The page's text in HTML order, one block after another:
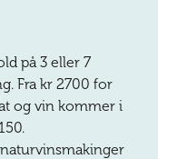
på 3 eller 7
Fra kr 2700 for
og vin kommer i